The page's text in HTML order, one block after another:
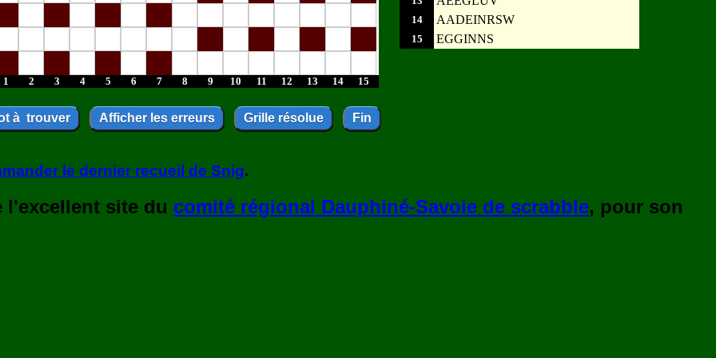
1 2 3 4 5 6 7 8 9 10 11 12 13 14 15
14 AADEINRSW
15 EGGINNS
le dernier recueil de Snig.
l'excellent site du comité régional Dauphiné-Savoie de scrabble, pour son